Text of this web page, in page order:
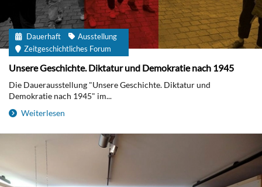
Dauerhaft
Ausstellung
Zeitgeschichtliches Forum
Unsere Geschichte. Diktatur und Demokratie nach 1945
Die Dauerausstellung "Unsere Geschichte. Diktatur und
Demokratie nach 1945" im...
Weiterlesen